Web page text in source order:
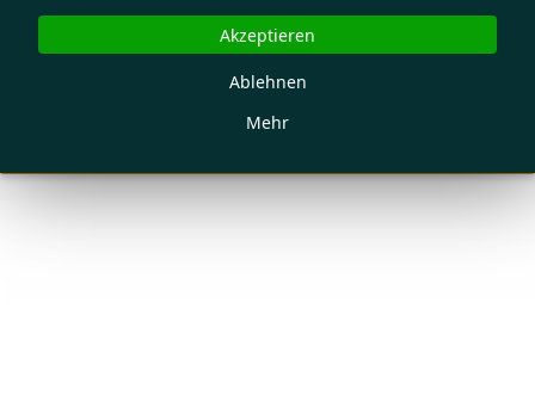
Mehr
Ablehnen
Akzeptieren